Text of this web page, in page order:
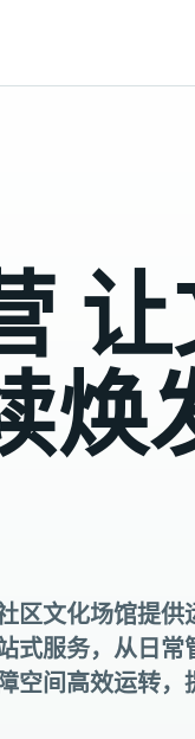
焕
区文化场馆提供
式服务，从日常
空间高效运转，